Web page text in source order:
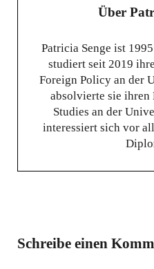
Über
Patricia Senge ist
studiert seit 2019
Foreign Policy an der
absolvierte sie ihren
Studies an der
interessiert sich vor
Schreibe einen